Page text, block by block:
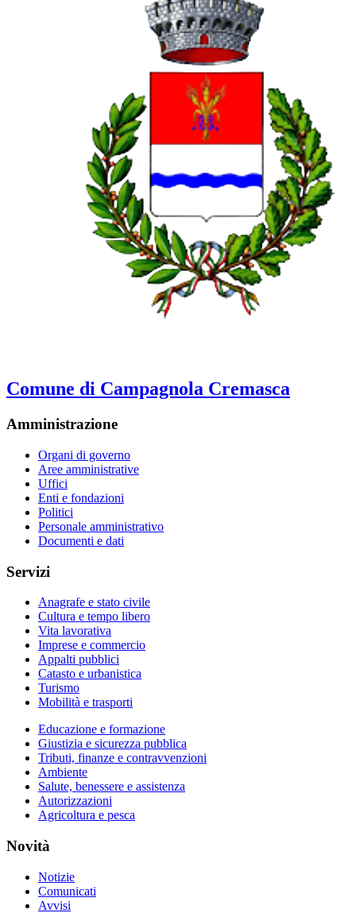
Comune di Campagnola Cremasca
Amministrazione
Organi di governo
Aree amministrative
Uffici
Enti e fondazioni
Politici
Personale amministrativo
Documenti e dati
Servizi
Anagrafe e stato civile
Cultura e tempo libero
Vita lavorativa
Imprese e commercio
Appalti pubblici
Catasto e urbanistica
Turismo
Mobilità e trasporti
Educazione e formazione
Giustizia e sicurezza pubblica
Tributi, finanze e contravvenzioni
Ambiente
Salute, benessere e assistenza
Autorizzazioni
Agricoltura e pesca
Novità
Notizie
Comunicati
Avvisi